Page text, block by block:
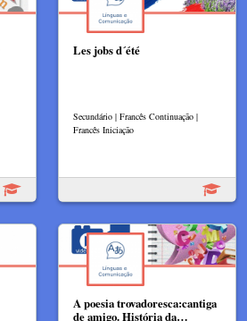
Les jobs d´été
Secundário | Francês Continuação |
Francês Iniciação
A poesia trovadoresca:cantiga
de amigo. História da…